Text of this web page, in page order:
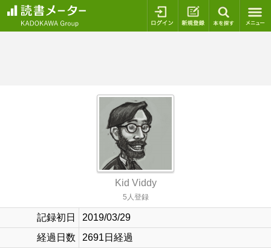
ログイン 新規登録
Kid Viddy
5人登録
記録初日
2019/03/29
経過日数
2691日経過